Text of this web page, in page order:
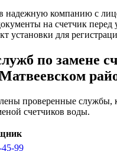
надежную компанию с
на счетчик перед
установки для
по замене
проверенные службы,
счетчиков воды.
99